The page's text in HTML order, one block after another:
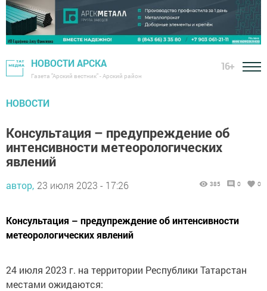
НОВОСТИ АРСКА
Газета "Арский вестник" - Арский район
16+
НОВОСТИ
Консультация – предупреждение об
интенсивности метеорологических
явлений
автор, 23 июля 2023 - 17:26 385 0 0
Консультация – предупреждение об интенсивности
метеорологических явлений
24 июля 2023 г. на территории Республики Татарстан
местами ожидаются: